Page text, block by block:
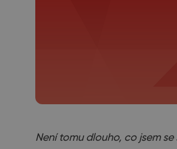
Není tomu dlouho, co jsem